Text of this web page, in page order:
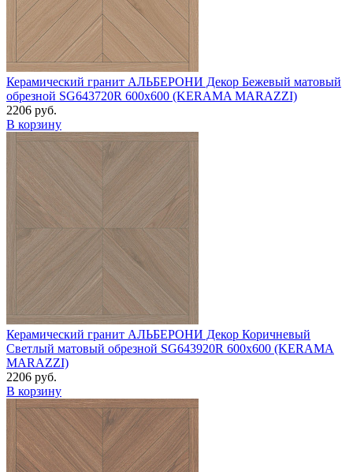
Керамический гранит АЛЬБЕРОНИ Декор Бежевый матовый
обрезной SG643720R 600х600 (KERAMA MARAZZI)
2206 руб.
В корзину
Керамический гранит АЛЬБЕРОНИ Декор Коричневый
Светлый матовый обрезной SG643920R 600х600 (KERAMA
MARAZZI)
2206 руб.
В корзину